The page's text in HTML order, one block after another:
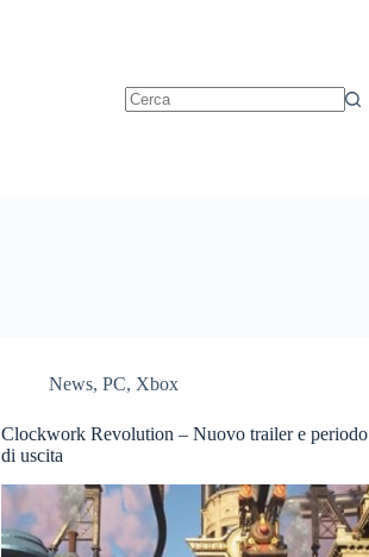
News,PC, Xbox
Clockwork Revolution – Nuovo trailer e periodo
di uscita